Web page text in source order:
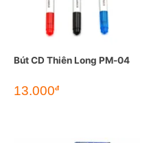
Bút CD Thiên Long PM-04
13.000đ